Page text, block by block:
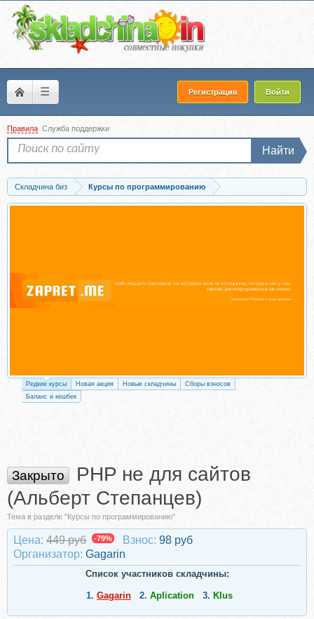
☰ Регистрация Войти
Правила Служба поддержки
Найти
Складчина биз
Курсы по программированию
Скачать PHP не для сайтов (Альберт Степанцев)
Редкие курсы Новая акция Новые складчины
Сборы взносов
Баланс и кешбек
Закрыто
PHP не для сайтов
(Альберт Степанцев)
Тема в разделе "Курсы по программированию"
Цена: 449 руб -79% Взнос: 98 руб
Организатор: Gagarin
Список участников складчины:
1. Gagarin 2. Aplication 3. Klus